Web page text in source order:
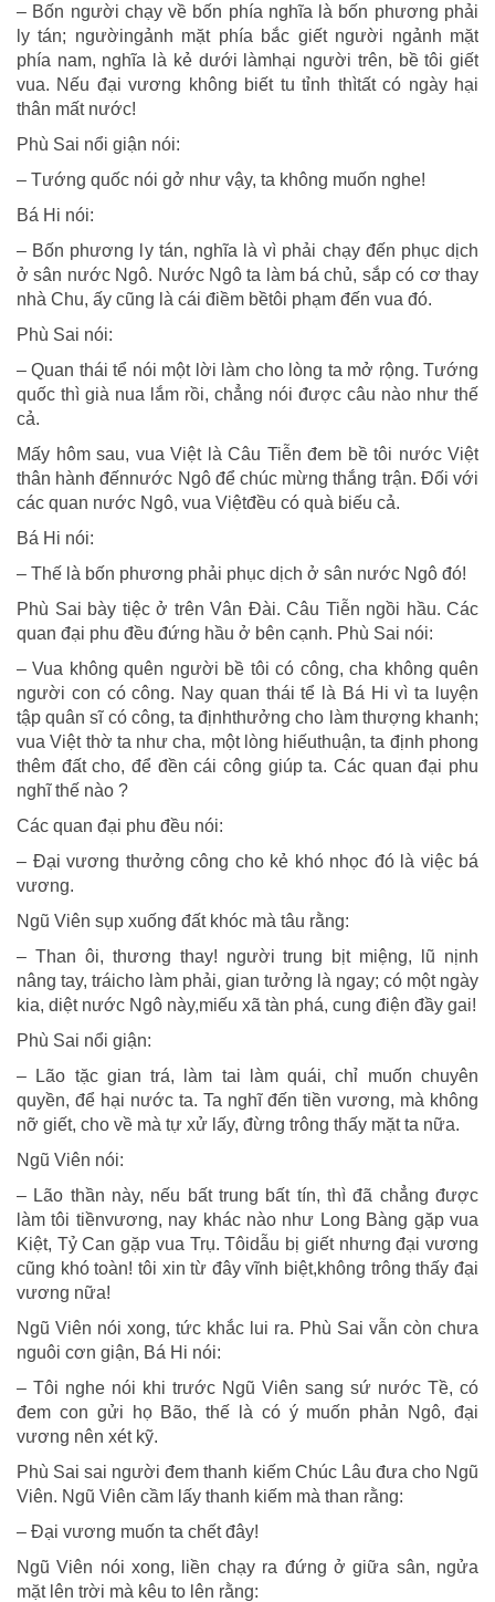
– Bốn người chạy về bốn phía nghĩa là bốn phương phải
ly tán; ngườingảnh mặt phía bắc giết người ngảnh mặt
phía nam, nghĩa là kẻ dưới làmhại người trên, bề tôi giết
vua. Nếu đại vương không biết tu tỉnh thìtất có ngày hại
thân mất nước!
Phù Sai nổi giận nói:
– Tướng quốc nói gở như vậy, ta không muốn nghe!
Bá Hi nói:
– Bốn phương ly tán, nghĩa là vì phải chạy đến phục dịch
ở sân nước Ngô. Nước Ngô ta làm bá chủ, sắp có cơ thay
nhà Chu, ấy cũng là cái điềm bềtôi phạm đến vua đó.
Phù Sai nói:
– Quan thái tể nói một lời làm cho lòng ta mở rộng. Tướng
quốc thì già nua lắm rồi, chẳng nói được câu nào như thế
cả.
Mấy hôm sau, vua Việt là Câu Tiễn đem bề tôi nước Việt
thân hành đếnnước Ngô để chúc mừng thắng trận. Đối với
các quan nước Ngô, vua Việtđều có quà biếu cả.
Bá Hi nói:
– Thế là bốn phương phải phục dịch ở sân nước Ngô đó!
Phù Sai bày tiệc ở trên Vân Đài. Câu Tiễn ngồi hầu. Các
quan đại phu đều đứng hầu ở bên cạnh. Phù Sai nói:
– Vua không quên người bề tôi có công, cha không quên
người con có công. Nay quan thái tể là Bá Hi vì ta luyện
tập quân sĩ có công, ta địnhthưởng cho làm thượng khanh;
vua Việt thờ ta như cha, một lòng hiếuthuận, ta định phong
thêm đất cho, để đền cái công giúp ta. Các quan đại phu
nghĩ thế nào ?
Các quan đại phu đều nói:
– Đại vương thưởng công cho kẻ khó nhọc đó là việc bá
vương.
Ngũ Viên sụp xuống đất khóc mà tâu rằng:
– Than ôi, thương thay! người trung bịt miệng, lũ nịnh
nâng tay, tráicho làm phải, gian tưởng là ngay; có một ngày
kia, diệt nước Ngô này,miếu xã tàn phá, cung điện đầy gai!
Phù Sai nổi giận:
– Lão tặc gian trá, làm tai làm quái, chỉ muốn chuyên
quyền, để hại nước ta. Ta nghĩ đến tiền vương, mà không
nỡ giết, cho về mà tự xử lấy, đừng trông thấy mặt ta nữa.
Ngũ Viên nói:
– Lão thần này, nếu bất trung bất tín, thì đã chẳng được
làm tôi tiềnvương, nay khác nào như Long Bàng gặp vua
Kiệt, Tỷ Can gặp vua Trụ. Tôidẫu bị giết nhưng đại vương
cũng khó toàn! tôi xin từ đây vĩnh biệt,không trông thấy đại
vương nữa!
Ngũ Viên nói xong, tức khắc lui ra. Phù Sai vẫn còn chưa
nguôi cơn giận, Bá Hi nói:
– Tôi nghe nói khi trước Ngũ Viên sang sứ nước Tề, có
đem con gửi họ Bão, thế là có ý muốn phản Ngô, đại
vương nên xét kỹ.
Phù Sai sai người đem thanh kiếm Chúc Lâu đưa cho Ngũ
Viên. Ngũ Viên cầm lấy thanh kiếm mà than rằng:
– Đại vương muốn ta chết đây!
Ngũ Viên nói xong, liền chạy ra đứng ở giữa sân, ngửa
mặt lên trời mà kêu to lên rằng: